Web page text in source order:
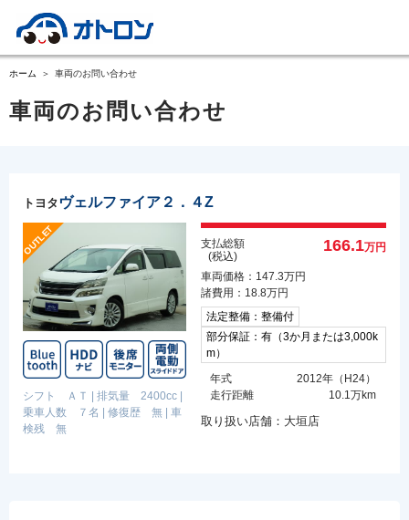
ホーム 車両のお問い合わせ
車両のお問い合わせ
トヨタ ヴェルファイア２．４Z
シフト ＡＴ 排気量 2400cc
乗車人数 ７名
修復歴 無
車
検残 無
支払総額
(税込)
166.1万円
車両価格：147.3万円
諸費用：18.8万円
法定整備：整備付
部分保証：有（3か月または3,000k
m）
年式
2012年（H24）
走行距離
10.1万km
取り扱い店舗：大垣店